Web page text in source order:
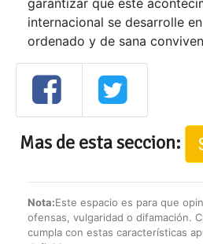
garantizar que este
internacional se desarrolle
ordenado y de sana
Mas de esta seccion:
Nota:Este espacio es para que
ofensas, vulgaridad o difamación.
cumpla con estas características